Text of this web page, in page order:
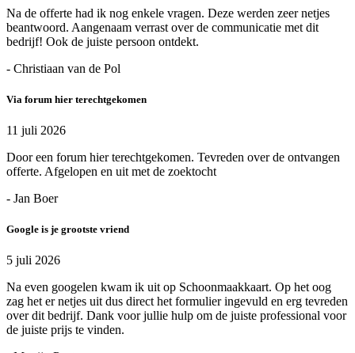
Na de offerte had ik nog enkele vragen. Deze werden zeer netjes
beantwoord. Aangenaam verrast over de communicatie met dit
bedrijf! Ook de juiste persoon ontdekt.
- Christiaan van de Pol
Via forum hier terechtgekomen
11 juli 2026
Door een forum hier terechtgekomen. Tevreden over de ontvangen
offerte. Afgelopen en uit met de zoektocht
- Jan Boer
Google is je grootste vriend
5 juli 2026
Na even googelen kwam ik uit op Schoonmaakkaart. Op het oog
zag het er netjes uit dus direct het formulier ingevuld en erg tevreden
over dit bedrijf. Dank voor jullie hulp om de juiste professional voor
de juiste prijs te vinden.